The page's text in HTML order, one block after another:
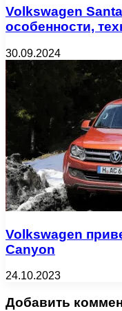
Volkswagen
особенности,
30.09.2024
Volkswagen
Canyon
24.10.2023
Добавить